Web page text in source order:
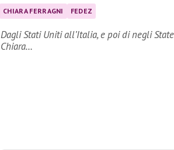
CHIARA FERRAGNI FEDEZ
Dagli Stati Uniti all’Italia, e poi di negli
Chiara…